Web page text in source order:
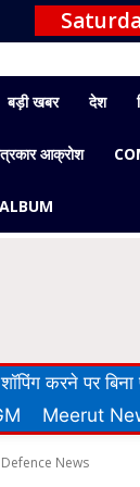
बड़ी खबर देश
आक्रोश
ALBUM
करने पर
Meerut
Defence News